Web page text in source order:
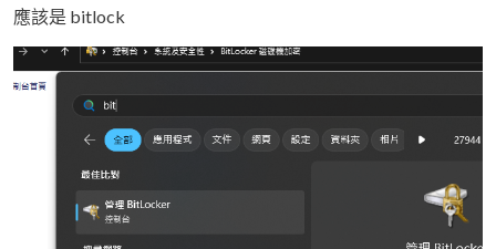
應該是 bitlock